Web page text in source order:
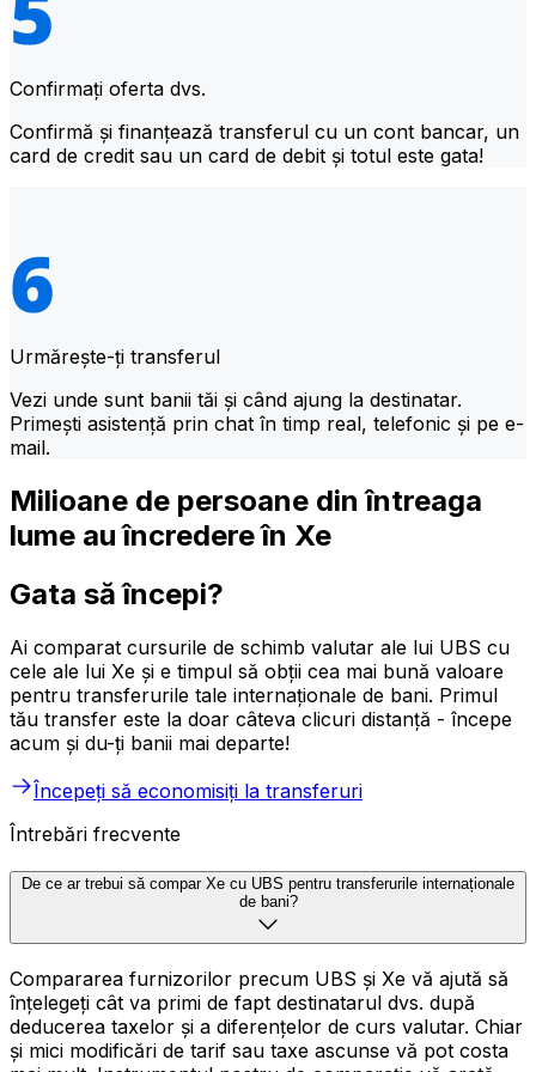
Confirmați oferta dvs.
Confirmă și finanțează transferul cu un cont bancar, un
card de credit sau un card de debit și totul este gata!
Urmărește-ți transferul
Vezi unde sunt banii tăi și când ajung la destinatar.
Primești asistență prin chat în timp real, telefonic și pe e-
mail.
Milioane de persoane din întreaga
lume au încredere în Xe
Gata să începi?
Ai comparat cursurile de schimb valutar ale lui UBS cu
cele ale lui Xe și e timpul să obții cea mai bună valoare
pentru transferurile tale internaționale de bani. Primul
tău transfer este la doar câteva clicuri distanță - începe
acum și du-ți banii mai departe!
Începeți să economisiți la transferuri
Întrebări frecvente
De ce ar trebui să compar Xe cu UBS pentru transferurile internaționale
de bani?
Compararea furnizorilor precum UBS și Xe vă ajută să
înțelegeți cât va primi de fapt destinatarul dvs. după
deducerea taxelor și a diferențelor de curs valutar. Chiar
și mici modificări de tarif sau taxe ascunse vă pot costa